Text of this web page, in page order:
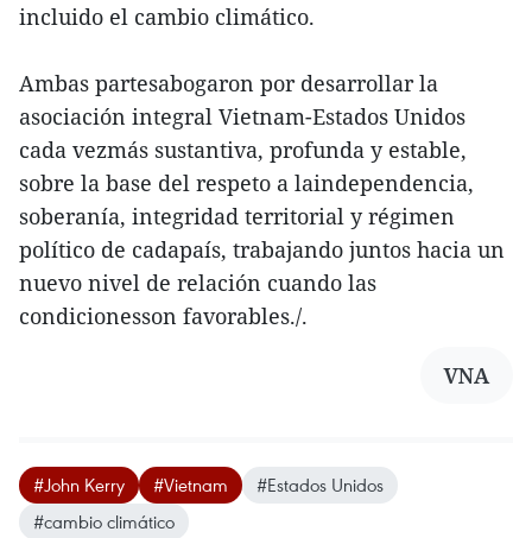
incluido el cambio climático.
Ambas partesabogaron por desarrollar la
asociación integral Vietnam-Estados Unidos
cada vezmás sustantiva, profunda y estable,
sobre la base del respeto a laindependencia,
soberanía, integridad territorial y régimen
político de cadapaís, trabajando juntos hacia un
nuevo nivel de relación cuando las
condicionesson favorables./.
VNA
#John Kerry #Vietnam
#Estados Unidos
#cambio climático